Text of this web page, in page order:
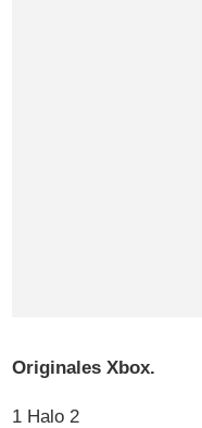
Originales Xbox.
1 Halo 2